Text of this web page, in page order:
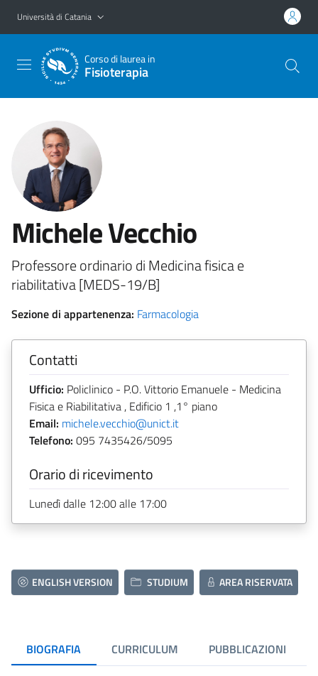
Vai al contenuto principale
Vai al menu di navigazione
Università di Catania
Corso di laurea in
Fisioterapia
Michele Vecchio
Professore ordinario di Medicina fisica e
riabilitativa [MEDS-19/B]
Sezione di appartenenza: Farmacologia
Contatti
Ufficio: Policlinico - P.O. Vittorio Emanuele - Medicina
Fisica e Riabilitativa , Edificio 1 ,1° piano
Email: michele.vecchio@unict.it
Telefono: 095 7435426/5095
Orario di ricevimento
Lunedì dalle 12:00 alle 17:00
ENGLISH VERSION STUDIUM AREA RISERVATA
BIOGRAFIA CURRICULUM PUBBLICAZIONI